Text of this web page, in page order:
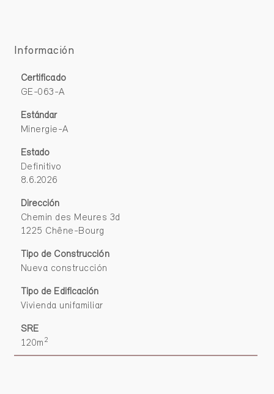
Información
Certificado
GE-063-A
Estándar
Minergie-A
Estado
Definitivo
8.6.2026
Dirección
Chemin des Meures 3d
1225 Chêne-Bourg
Tipo de Construcción
Nueva construcción
Tipo de Edificación
Vivienda unifamiliar
SRE
120m 2